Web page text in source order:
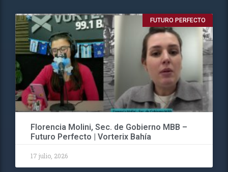
FUTURO PERFECTO
Florencia Molini, Sec. de Gobierno MBB –
Futuro Perfecto | Vorterix Bahía
17 julio, 2026